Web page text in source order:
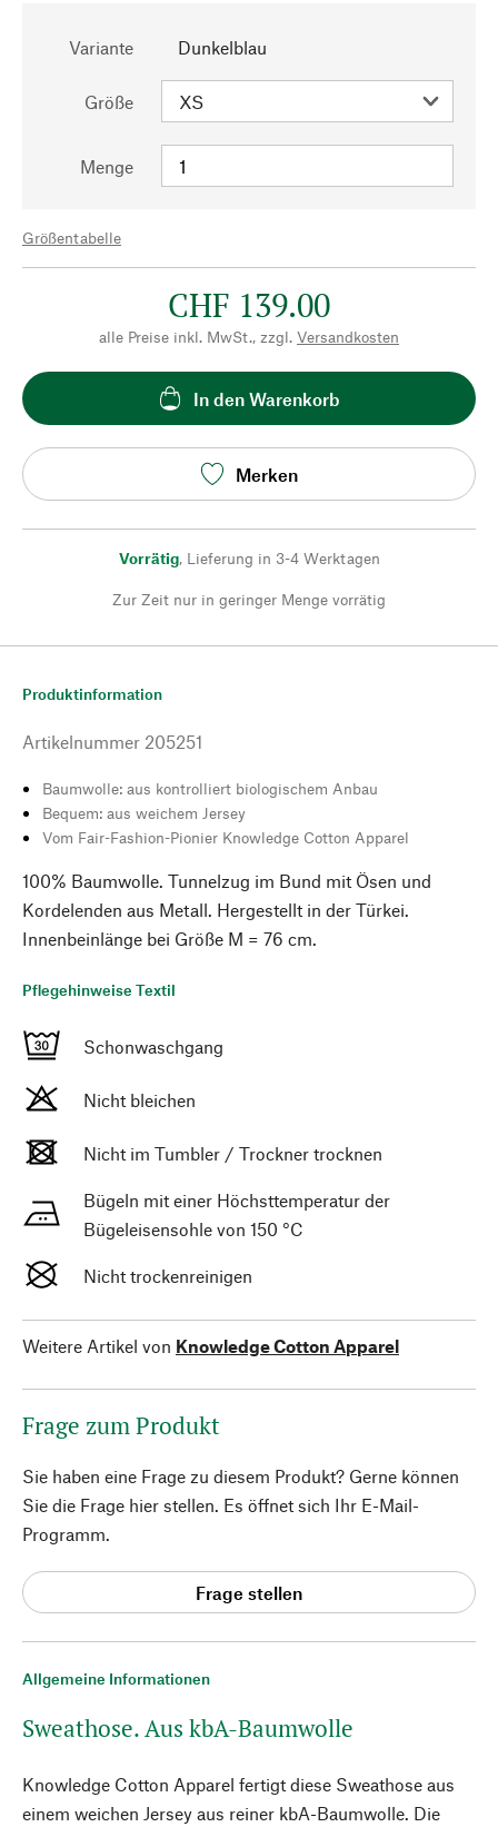
Variante Dunkelblau
Größe
Menge
Größentabelle
CHF 139.00
alle Preise inkl. MwSt., zzgl. Versandkosten
In den Warenkorb
Merken
Vorrätig, Lieferung in 3-4 Werktagen
Zur Zeit nur in geringer Menge vorrätig
Allgemeine Informationen
Sweathose. Aus kbA-Baumwolle
Knowledge Cotton Apparel fertigt diese Sweathose aus
einem weichen Jersey aus reiner kbA-Baumwolle. Die
Produktinformation
Artikelnummer 205251
Baumwolle: aus kontrolliert biologischem Anbau
Bequem: aus weichem Jersey
Vom Fair-Fashion-Pionier Knowledge Cotton Apparel
100% Baumwolle. Tunnelzug im Bund mit Ösen und
Kordelenden aus Metall. Hergestellt in der Türkei.
Innenbeinlänge bei Größe M = 76 cm.
Pflegehinweise Textil
Schonwaschgang
Nicht bleichen
Nicht im Tumbler / Trockner trocknen
Bügeln mit einer Höchsttemperatur der
Bügeleisensohle von 150 °C
Nicht trockenreinigen
Weitere Artikel von Knowledge Cotton Apparel
Frage zum Produkt
Sie haben eine Frage zu diesem Produkt? Gerne können
Sie die Frage hier stellen. Es öffnet sich Ihr E-Mail-
Programm.
Frage stellen